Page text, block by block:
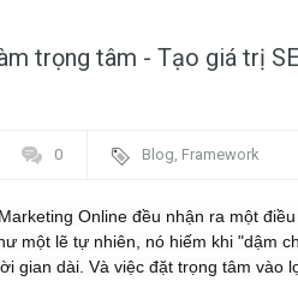
trọng tâm - Tạo giá trị
0 Blog, Framework
Online đều nhận ra một
một lẽ tự nhiên, nó hiếm khi "dậm
gian dài. Và việc đặt trọng tâm vào